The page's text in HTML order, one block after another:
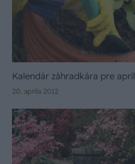
Kalendár záhradkára pre apríl
20. apríla 2012